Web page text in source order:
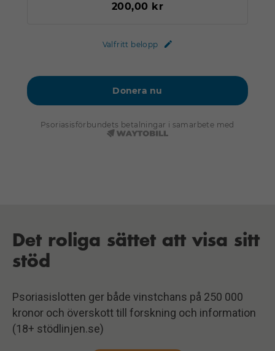
Det roliga sättet att visa sitt
stöd
Psoriasislotten ger både vinstchans på 250 000
kronor och överskott till forskning och information
(18+ stödlinjen.se)